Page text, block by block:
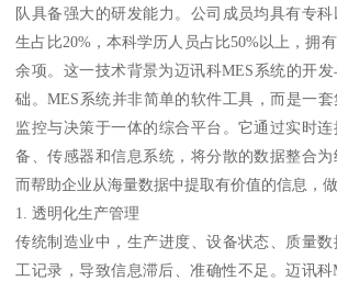
队具备强大的研发能力。公司成员均具有专
生占比20%，本科学历人员占比50%以上，拥
余项。这一技术背景为迈讯科MES系统的开
础。MES系统并非简单的软件工具，而是一套
监控与决策于一体的综合平台。它通过实时
备、传感器和信息系统，将分散的数据整合
而帮助企业从海量数据中提取有价值的信息，
1. 透明化生产管理
传统制造业中，生产进度、设备状态、质量
工记录，导致信息滞后、准确性不足。迈讯